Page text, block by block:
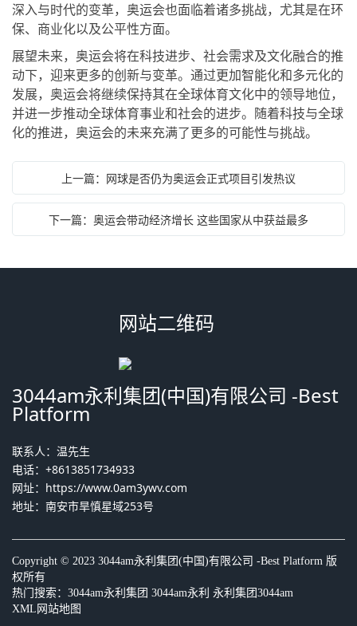
深入与时代的变革，奥运会也面临着诸多挑战，尤其是在环
保、商业化以及公平性方面。
展望未来，奥运会将在科技进步、社会需求及文化融合的推
动下，迎来更多的创新与变革。通过更加智能化和多元化的
发展，奥运会将继续保持其在全球体育文化中的领导地位，
并进一步推动全球体育事业和社会的进步。随着科技与全球
化的推进，奥运会的未来充满了更多的可能性与挑战。
上一篇：网球是否仍为奥运会正式项目引发热议
下一篇：奥运会带动经济增长 这些国家从中获益最多
网站二维码
3044am永利集团(中国)有限公司 -Best
Platform
联系人：温先生
电话：+8613851734933
网址： https://www.0am3ywv.com
地址：南安市旱慎星域253号
Copyright © 2023 3044am永利集团(中国)有限公司 -Best Platform 版
权所有
热门搜索： 3044am永利集团 3044am永利 永利集团3044am
XML网站地图